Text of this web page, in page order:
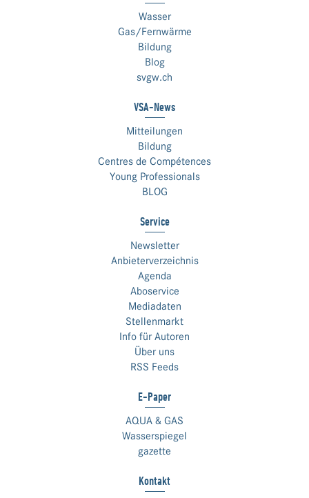
Wasser
Gas/Fernwärme
Bildung
Blog
svgw.ch
VSA-News
Mitteilungen
Bildung
Centres de Compétences
Young Professionals
BLOG
Service
Newsletter
Anbieterverzeichnis
Agenda
Aboservice
Mediadaten
Stellenmarkt
Info für Autoren
Über uns
RSS Feeds
E-Paper
AQUA & GAS
Wasserspiegel
gazette
Kontakt